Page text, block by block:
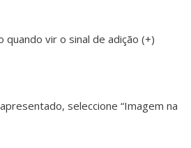
vir o sinal de adição (+)
seleccione “Imagem na